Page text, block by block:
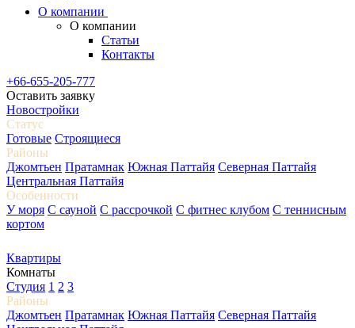
О компании
О компании
Статьи
Контакты
+66-655-205-777
Оставить заявку
Новостройки
Статус
Готовые Строящиеся
Районы
Джомтьен Пратамнак Южная Паттайя Северная Паттайя
Центральная Паттайя
Особенности
У моря С сауной С рассрочкой С фитнес клубом С теннисным
кортом
Квартиры
Комнаты
Студия 1 2 3
Районы
Джомтьен Пратамнак Южная Паттайя Северная Паттайя